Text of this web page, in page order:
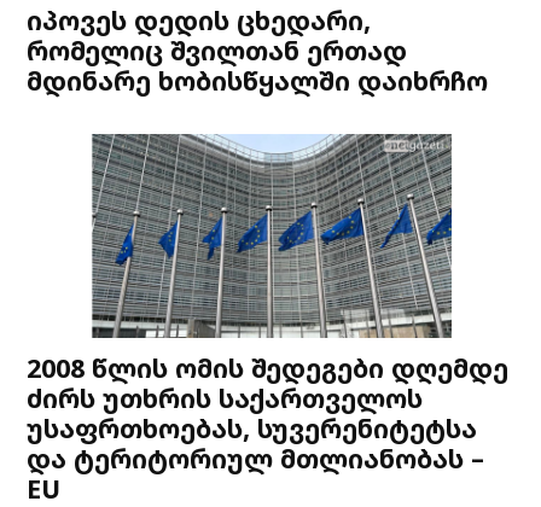
იპოვეს დედის ცხედარი,
რომელიც შვილთან ერთად
მდინარე ხობისწყალში დაიხრჩო
2008 წლის ომის შედეგები დღემდე
ძირს უთხრის საქართველოს
უსაფრთხოებას, სუვერენიტეტსა
და ტერიტორიულ მთლიანობას –
EU